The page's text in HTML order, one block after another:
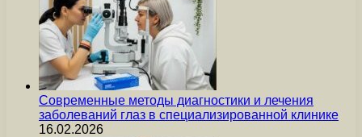
Современные методы диагностики и лечения
заболеваний глаз в специализированной клинике
16.02.2026